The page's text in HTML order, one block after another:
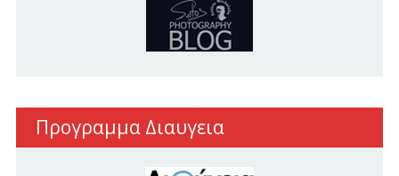
Προγραμμα Διαυγεια